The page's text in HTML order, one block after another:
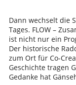
Dann wechselt die
Tages. FLOW –
ist nicht nur ein
Der historische
zum Ort für Co-
Geschichte tragen
Gedanke hat